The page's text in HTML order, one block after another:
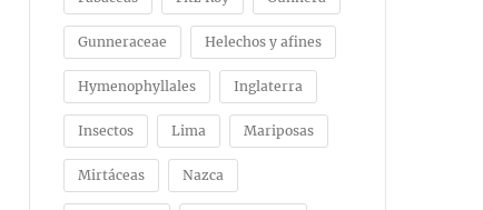
Gunneraceae Helechos y afines
Hymenophyllales Inglaterra
Insectos Lima Mariposas
Mirtáceas Nazca